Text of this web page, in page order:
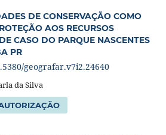
DE CONSERVAÇÃO COMO
AOS RECURSOS
CASO DO PARQUE NASCENTES
PR
geografar.v7i2.24640
da Silva